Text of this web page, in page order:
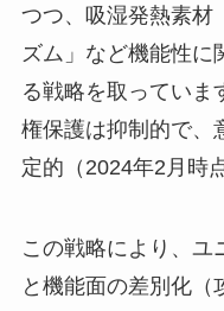
つつ、吸湿発熱素材
ズム」など機能性に
る戦略を取っていま
権保護は抑制的で、
定的（2024年2月時
この戦略により、ユ
と機能面の差別化（